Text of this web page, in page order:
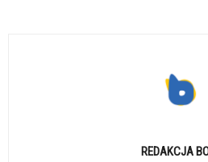
REDAKCJA